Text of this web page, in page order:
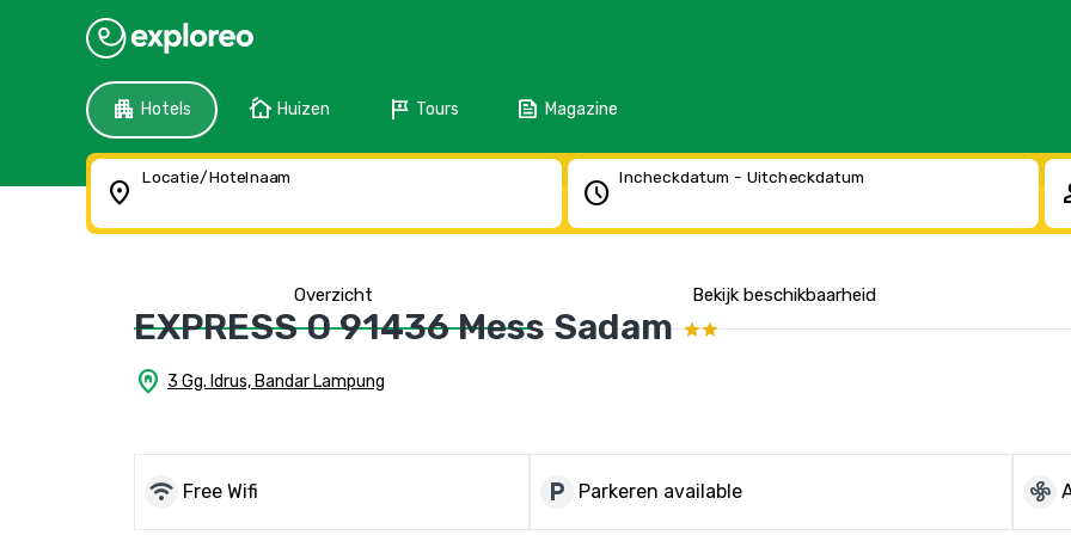
apartment Hotels cottage Huizen tour Tours feed Magazine
location_on Locatie/Hotelnaam schedule Incheckdatum - Uitcheckdatum
Overzicht Bekijk beschikbaarheid
EXPRESS O 91436 Mess Sadam
home_pin 3 Gg. Idrus, Bandar Lampung
wifi Free Wifi local_parking Parkeren available mode_fan